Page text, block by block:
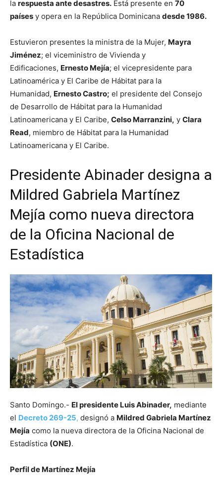
la respuesta ante desastres. Está presente en 70
países y opera en la República Dominicana desde 1986.
Estuvieron presentes la ministra de la Mujer, Mayra
Jiménez; el viceministro de Vivienda y
Edificaciones, Ernesto Mejía; el vicepresidente para
Latinoamérica y El Caribe de Hábitat para la
Humanidad, Ernesto Castro; el presidente del Consejo
de Desarrollo de Hábitat para la Humanidad
Latinoamericana y El Caribe, Celso Marranzini, y Clara
Read, miembro de Hábitat para la Humanidad
Latinoamericana y El Caribe.
Presidente Abinader designa a
Mildred Gabriela Martínez
Mejía como nueva directora
de la Oficina Nacional de
Estadística
Santo Domingo.- El presidente Luis Abinader, mediante
el Decreto 269-25, designó a Mildred Gabriela Martínez
Mejía como la nueva directora de la Oficina Nacional de
Estadística (ONE).
Perfil de Martínez Mejía